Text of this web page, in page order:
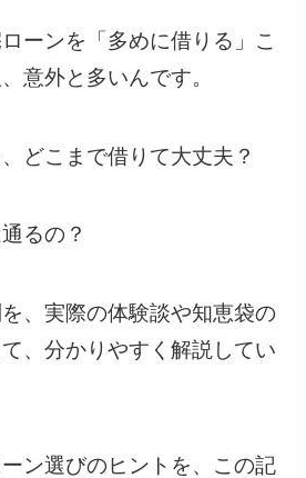
ーンを「多めに借りる」こ
意外と多いんです。
どこまで借りて大丈夫？
るの？
、実際の体験談や知恵袋の
、分かりやすく解説してい
ン選びのヒントを、この記